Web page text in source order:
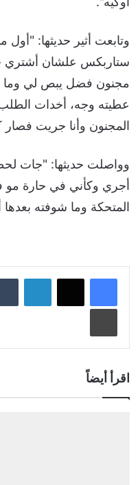
وتابعت أثير حديثها:
ستاربكس علشان أشتري
مجنون فضل يبص لي وما
عطيته وجه، أخدات
المجنون وأنا جريت
وواصلت حديثها: "جات
أجري وكأني في حارة مو
المتحكة وما شوفته
لينكدإن
اقرأ أيضاً